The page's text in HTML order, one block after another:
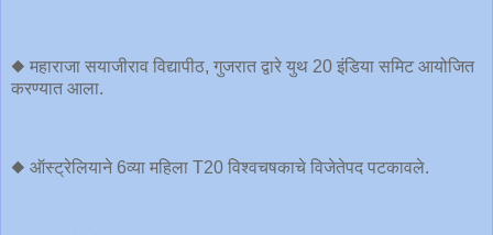
◆ महाराजा सयाजीराव विद्यापीठ, गुजरात द्वारे युथ 20 इंडिया समिट आयोजित
करण्यात आला.
◆ ऑस्ट्रेलियाने 6व्या महिला T20 विश्वचषकाचे विजेतेपद पटकावले.